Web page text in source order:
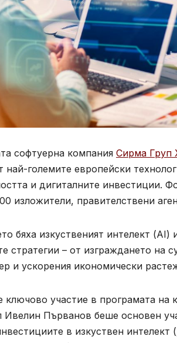
софтуерна компания Сирма Груп
най-големите европейски
и дигиталните инвестиции.
изложители, правителствени
бяха изкуственият интелект
стратегии – от изграждането на
и ускорения икономически
ключово участие в програмата на
Ивелин Първанов беше основен
в изкуствен интелект